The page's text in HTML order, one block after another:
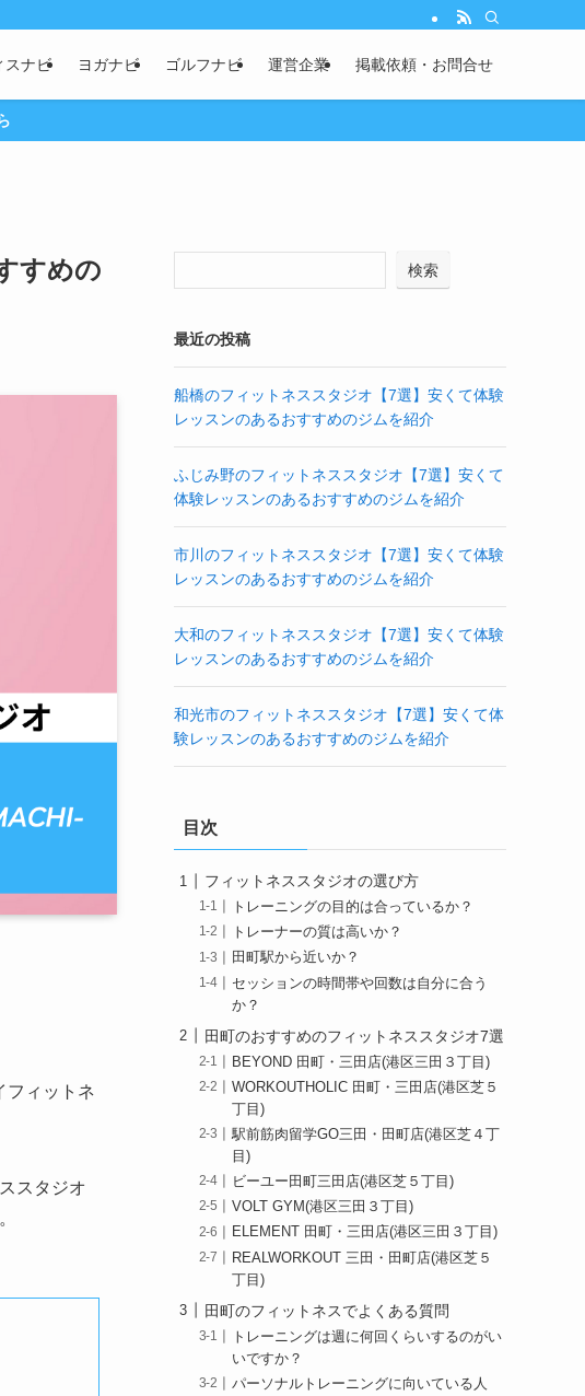
スナビ ヨガナビ ゴルフナビ 運営企業 掲載依頼・お問合せ
すめの
フィットネ
スタジオ
検索
最近の投稿
船橋のフィットネススタジオ【7選】安くて体験
レッスンのあるおすすめのジムを紹介
ふじみ野のフィットネススタジオ【7選】安くて
体験レッスンのあるおすすめのジムを紹介
市川のフィットネススタジオ【7選】安くて体験
レッスンのあるおすすめのジムを紹介
大和のフィットネススタジオ【7選】安くて体験
レッスンのあるおすすめのジムを紹介
和光市のフィットネススタジオ【7選】安くて体
験レッスンのあるおすすめのジムを紹介
目次
フィットネススタジオの選び方
トレーニングの目的は合っているか？
トレーナーの質は高いか？
田町駅から近いか？
セッションの時間帯や回数は自分に合う
か？
田町のおすすめのフィットネススタジオ7選
BEYOND 田町・三田店(港区三田３丁目)
WORKOUTHOLIC 田町・三田店(港区芝５
丁目)
駅前筋肉留学GO三田・田町店(港区芝４丁
目)
ビーユー田町三田店(港区芝５丁目)
VOLT GYM(港区三田３丁目)
ELEMENT 田町・三田店(港区三田３丁目)
REALWORKOUT 三田・田町店(港区芝５
丁目)
田町のフィットネスでよくある質問
トレーニングは週に何回くらいするのがい
いですか？
パーソナルトレーニングに向いている人